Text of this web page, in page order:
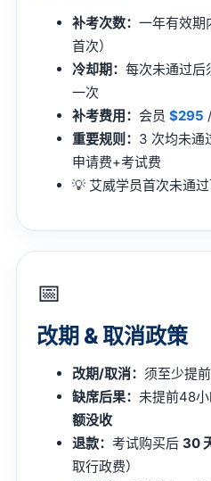
补考次数： 一年有效期
首次）
冷却期： 每次未通过后
一次
补考费用： 会员 $295
重要规则： 3 次均未通
申请费+考试费
💡 艾威学员首次未通
📅
改期 & 取消政策
改期/取消： 须至少提前
缺席后果： 未提前48
额没收
退款： 考试购买后 30
取行政费）